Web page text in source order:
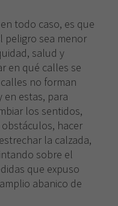
todo caso, es que
peligro sea menor
salud y
en qué calles se
no forman
en estas, para
los sentidos,
hacer
la calzada,
sobre el
que expuso
abanico de